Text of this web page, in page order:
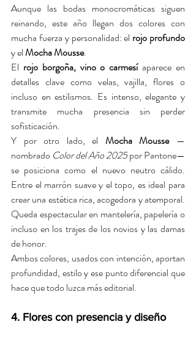
Aunque las bodas monocromáticas siguen
reinando, este año llegan dos colores con
mucha fuerza y personalidad: el rojo profundo
y el Mocha Mousse.
El rojo borgoña, vino o carmesí aparece en
detalles clave como velas, vajilla, flores o
incluso en estilismos. Es intenso, elegante y
transmite mucha presencia sin perder
sofisticación.
Y por otro lado, el Mocha Mousse —
nombrado Color del Año 2025 por Pantone—
se posiciona como el nuevo neutro cálido.
Entre el marrón suave y el topo, es ideal para
crear una estética rica, acogedora y atemporal.
Queda espectacular en mantelería, papelería o
incluso en los trajes de los novios y las damas
de honor.
Ambos colores, usados con intención, aportan
profundidad, estilo y ese punto diferencial que
hace que todo luzca más editorial.
4. Flores con presencia y diseño